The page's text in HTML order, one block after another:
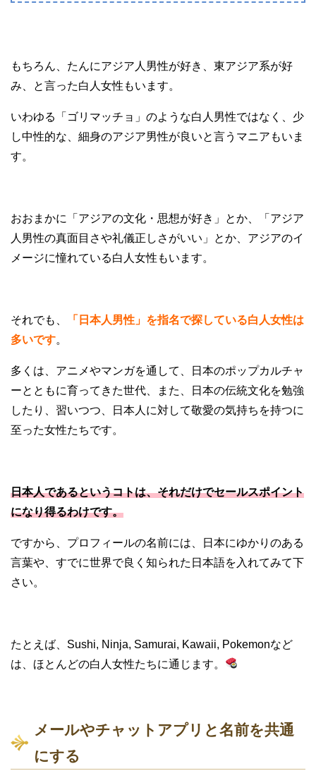
もちろん、たんにアジア人男性が好き、東アジア系が好
み、と言った白人女性もいます。
いわゆる「ゴリマッチョ」のような白人男性ではなく、少
し中性的な、細身のアジア男性が良いと言うマニアもいま
す。
おおまかに「アジアの文化・思想が好き」とか、「アジア
人男性の真面目さや礼儀正しさがいい」とか、アジアのイ
メージに憧れている白人女性もいます。
それでも、
「日本人男性」を指名で探している白人女性は
多いです。
多くは、アニメやマンガを通して、日本のポップカルチャ
ーとともに育ってきた世代、また、日本の伝統文化を勉強
したり、習いつつ、日本人に対して敬愛の気持ちを持つに
至った女性たちです。
日本人であるというコトは、それだけでセールスポイント
になり得るわけです。
ですから、プロフィールの名前には、日本にゆかりのある
言葉や、すでに世界で良く知られた日本語を入れてみて下
さい。
たとえば、Sushi, Ninja, Samurai, Kawaii, Pokemonなど
は、ほとんどの白人女性たちに通じます。
メールやチャットアプリと名前を共通
にする